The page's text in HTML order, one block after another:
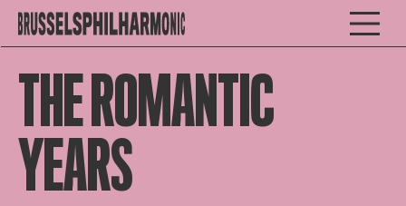
THE ROMANTIC
YEARS